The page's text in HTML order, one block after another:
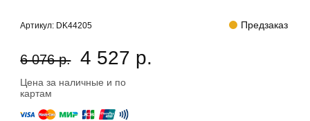
Артикул: DK44205 Предзаказ
6 076 р. 4 527 р.
Цена за наличные и по
картам